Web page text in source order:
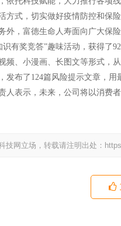
方式，切实做好疫情防控和保险
外，富德生命人寿面向广大保
识有奖竞答”趣味活动，获得了
频、小漫画、长图文等形式，
发布了124篇风险提示文章，用
人表示，未来，公司将以消费
技网立场，转载请注明出处：